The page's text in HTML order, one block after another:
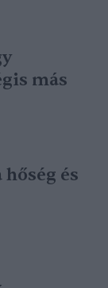
más
és